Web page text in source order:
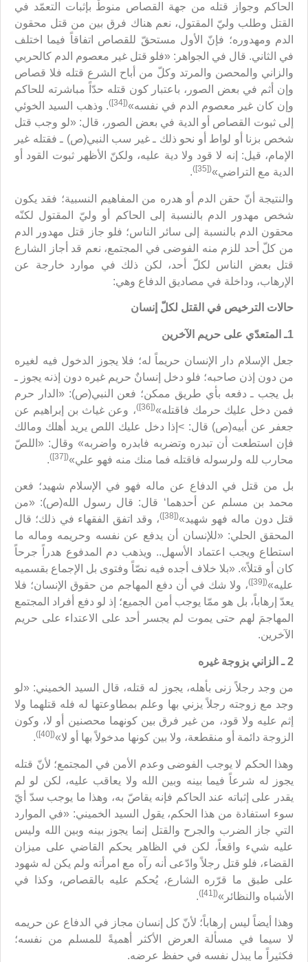
الحاكم وجواز قتله من جهة القصاص منوطٌ بإثبات التعمّد في
القتل وطلب وليّ المقتول، نعم هناك فرق بين من قتل محقون
الدم ومهدوره؛ فإنّ الأول مستحقّ للقصاص اتفاقاً فيما اختلف
في الثاني. قال في الجواهر: «فلو قتل غير معصوم الدم كالحربي
والزاني والمحصن والمرتد وكلّ من أباح الشرع قتله فلا قصاص
وإن أثم في بعض الصور، باعتبار كون قتله حدّاً مباشرته للحاكم
وإن كان غير معصوم الدم في نفسه»([34])
. وذهب السيد الخوئي
إلى ثبوت القصاص أو الدية في بعض الصور، قال: «لو وجب قتل
شخص بزنا أو لواط أو نحو ذلك ـ غير سب النبي(ص) ـ فقتله غير
الإمام، قيل: إنه لا قود ولا دية عليه، ولكنّ الأظهر ثبوت القود أو
الدية مع التراضي»([35])
.
والنتيجة أنّ حقن الدم أو هدره من المفاهيم النسبية؛ فقد يكون
شخص مهدور الدم بالنسبة إلى الحاكم أو وليّ المقتول لكنّه
محقون الدم بالنسبة إلى سائر الناس؛ فلو جاز قتل مهدور الدم
من كلّ أحد للزم منه الفوضى في المجتمع، نعم قد أجاز الشارع
قتل بعض الناس لكلّ أحد، لكن ذلك في موارد خارجة عن
الإرهاب، وداخلة في مصاديق الدفاع وهي:
حالات الترخيص في القتل لكلّ إنسان
1ـ المتعدّي على حريم الآخرين
جعل الإسلام دار الإنسان حريماً له؛ فلا يجوز الدخول فيه لغيره
من دون إذن صاحبه؛ فلو دخل إنسانٌ حريم غيره دون إذنه يجوز ـ
بل يجب ـ دفعه بأي طريق ممكن؛ فعن النبي(ص): «الدار حرم
فمن دخل عليك حرمك فاقتله»([36])
، وعن غياث بن إبراهيم عن
جعفر عن أبيه(ص) قال: >إذا دخل عليك اللص يريد أهلك ومالك
فإن استطعت أن تبدره وتضربه فابدره واضربه» وقال: «اللصّ
محارب لله ولرسوله فاقتله فما منك منه فهو علي»([37])
.
بل من قتل في الدفاع عن ماله فهو في الإسلام شهيد؛ فعن
محمد بن مسلم عن أحدهما‘ قال: قال رسول الله(ص): «من
قتل دون ماله فهو شهيد»([38])
، وقد اتفق الفقهاء في ذلك؛ قال
المحقق الحلي: «للإنسان أن يدفع عن نفسه وحريمه وماله ما
استطاع ويجب اعتماد الأسهل.. ويذهب دم المدفوع هدراً جرحاً
كان أو قتلاً». «بلا خلاف أجده فيه نصّاً وفتوى بل الإجماع بقسميه
عليه»([39])
، ولا شك في أن دفع المهاجم من حقوق الإنسان؛ فلا
يعدّ إرهاباً، بل هو ممّا يوجب أمن الجميع؛ إذ لو دفع أفراد المجتمع
المهاجمَ لهم حتى يموت لم يجسر أحد على الاعتداء على حريم
الآخرين.
2 ـ الزاني بزوجة غيره
من وجد رجلاً زنى بأهله، يجوز له قتله، قال السيد الخميني: «لو
وجد مع زوجته رجلاً يزني بها وعلم بمطاوعتها له فله قتلهما ولا
إثم عليه ولا قود، من غير فرق بين كونهما محصنين أو لا، وكون
الزوجة دائمة أو منقطعة، ولا بين كونها مدخولاً بها أو لا»([40])
.
وهذا الحكم لا يوجب الفوضى وعدم الأمن في المجتمع؛ لأنّ قتله
يجوز له شرعاً فيما بينه وبين الله ولا يعاقب عليه، لكن لو لم
يقدر على إثباته عند الحاكم فإنه يقاصّ به، وهذا ما يوجب سدّ أيّ
سوء استفادة من هذا الحكم، يقول السيد الخميني: «في الموارد
التي جاز الضرب والجرح والقتل إنما يجوز بينه وبين الله وليس
عليه شيء واقعاً، لكن في الظاهر يحكم القاضي على ميزان
القضاء، فلو قتل رجلاً وادّعى أنه رآه مع امرأته ولم يكن له شهود
على طبق ما قرّره الشارع، يُحكم عليه بالقصاص، وكذا في
الأشباه والنظائر»([41])
.
وهذا أيضاً ليس إرهاباً؛ لأنّ كل إنسان مجاز في الدفاع عن حريمه
لا سيما في مسألة العرض الأكثر أهميةً للمسلم من نفسه؛
فكثيراً ما يبذل نفسه في حفظ عرضه.